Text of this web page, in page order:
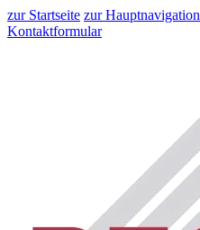
zur Startseite zur Hauptnavigation
Kontaktformular